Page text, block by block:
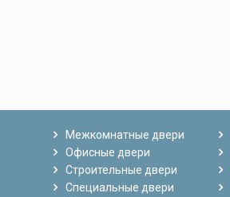
Межкомнатные двери
Офисные двери
Строительные двери
Специальные двери